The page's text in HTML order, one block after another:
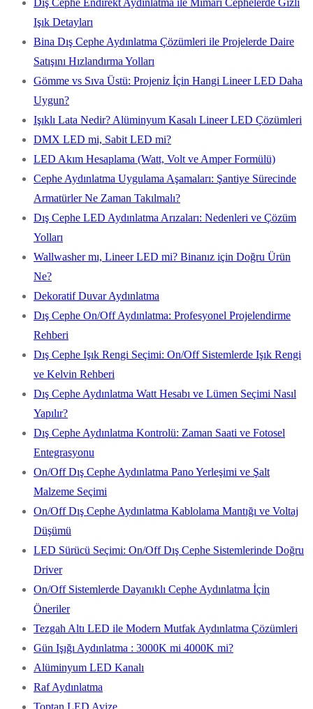
Dış Cephe Endirekt Aydınlatma ile Mimari Cephelerde Gizli
Işık Detayları
Bina Dış Cephe Aydınlatma Çözümleri ile Projelerde Daire
Satışını Hızlandırma Yolları
Gömme vs Sıva Üstü: Projeniz İçin Hangi Lineer LED Daha
Uygun?
Işıklı Lata Nedir? Alüminyum Kasalı Lineer LED Çözümleri
DMX LED mi, Sabit LED mi?
LED Akım Hesaplama (Watt, Volt ve Amper Formülü)
Cephe Aydınlatma Uygulama Aşamaları: Şantiye Sürecinde
Armatürler Ne Zaman Takılmalı?
Dış Cephe LED Aydınlatma Arızaları: Nedenleri ve Çözüm
Yolları
Wallwasher mı, Lineer LED mi? Binanız için Doğru Ürün
Ne?
Dekoratif Duvar Aydınlatma
Dış Cephe On/Off Aydınlatma: Profesyonel Projelendirme
Rehberi
Dış Cephe Işık Rengi Seçimi: On/Off Sistemlerde Işık Rengi
ve Kelvin Rehberi
Dış Cephe Aydınlatma Watt Hesabı ve Lümen Seçimi Nasıl
Yapılır?
Dış Cephe Aydınlatma Kontrolü: Zaman Saati ve Fotosel
Entegrasyonu
On/Off Dış Cephe Aydınlatma Pano Yerleşimi ve Şalt
Malzeme Seçimi
On/Off Dış Cephe Aydınlatma Kablolama Mantığı ve Voltaj
Düşümü
LED Sürücü Seçimi: On/Off Dış Cephe Sistemlerinde Doğru
Driver
On/Off Sistemlerde Dayanıklı Cephe Aydınlatma İçin
Öneriler
Tezgah Altı LED ile Modern Mutfak Aydınlatma Çözümleri
Gün Işığı Aydınlatma : 3000K mi 4000K mi?
Alüminyum LED Kanalı
Raf Aydınlatma
Toptan LED Avize